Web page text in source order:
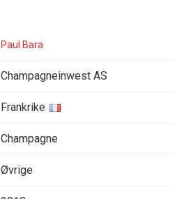
Paul Bara
Champagneinwest AS
Frankrike
Champagne
Øvrige